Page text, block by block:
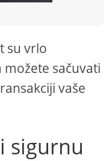
su vrlo
sačuvati
vaše
sigurnu